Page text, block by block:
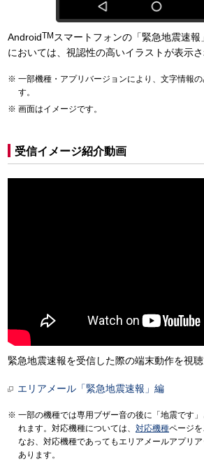
AndroidTM スマートフォンの「緊急地震速報
においては、視認性の高いイラストが表示さ
一部機種・アプリバージョンにより、文字情報
す。
画面はイメージです。
受信イメージ紹介動画
緊急地震速報を受信した際の端末動作を視聴
エリアメール「緊急地震速報」編
一部の機種では専用ブザー音の後に「地震です
れます。対応機種については、 対応機種ページを
なお、対応機種であってもエリアメールアプリ
あります。